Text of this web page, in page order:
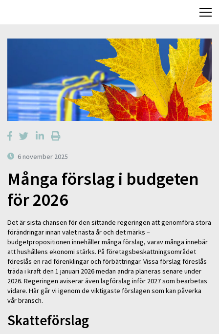
6 november 2025
Många förslag i budgeten
för 2026
Det är sista chansen för den sittande regeringen att genomföra stora
förändringar innan valet nästa år och det märks –
budgetpropositionen innehåller många förslag, varav många innebär
att hushållens ekonomi stärks. På företagsbeskattningsområdet
föreslås en rad förenklingar och förbättringar. Vissa förslag föreslås
träda i kraft den 1 januari 2026 medan andra planeras senare under
2026. Regeringen aviserar även lagförslag inför 2027 som bearbetas
vidare. Här går vi igenom de viktigaste förslagen som kan påverka
vår bransch.
Skatteförslag